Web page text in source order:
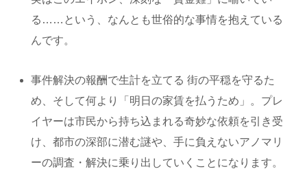
る……という、なんとも世俗的な事情を抱えている
んです。
事件解決の報酬で生計を立てる 街の平穏を守るた
め、そして何より「明日の家賃を払うため」。プレ
イヤーは市民から持ち込まれる奇妙な依頼を引き受
け、都市の深部に潜む謎や、手に負えないアノマリ
ーの調査・解決に乗り出していくことになります。